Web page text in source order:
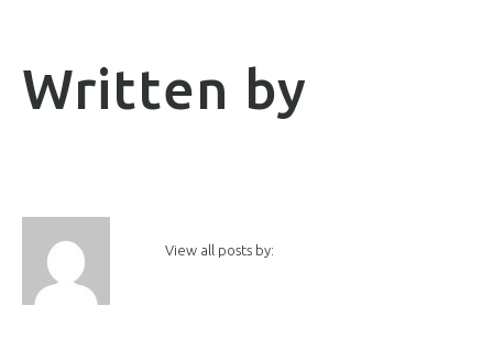
Written by
View all posts by: